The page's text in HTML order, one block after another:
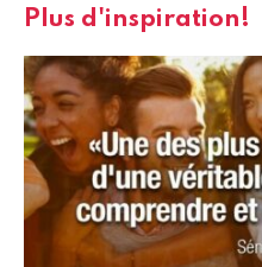
Plus d'inspiration!